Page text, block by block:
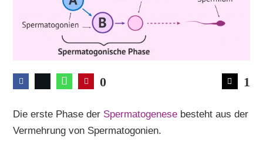
0 1
Die erste Phase der Spermatogenese besteht aus der
Vermehrung von Spermatogonien.